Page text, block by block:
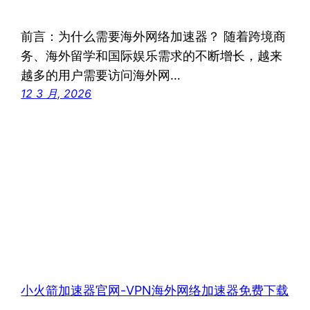
前言：为什么需要海外网络加速器？ 随着跨境商
务、海外留学和国际娱乐需求的不断增长，越来
越多的用户需要访问海外网…
12 3 月, 2026
小火箭加速器官网-VPN海外网络加速器免费下载